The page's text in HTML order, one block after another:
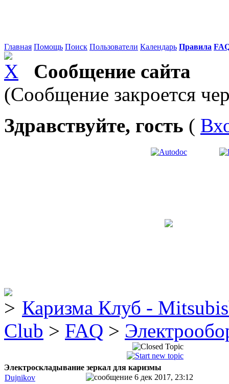
Главная Помощь Поиск Пользователи Календарь Правила
Сообщение сайта
(Сообщение закроется
Здравствуйте, гость (
Каризма Клуб -
Club > FAQ >
Электроскладывание зеркал для каризмы
Dujnikov
6 дек 2017, 23:12